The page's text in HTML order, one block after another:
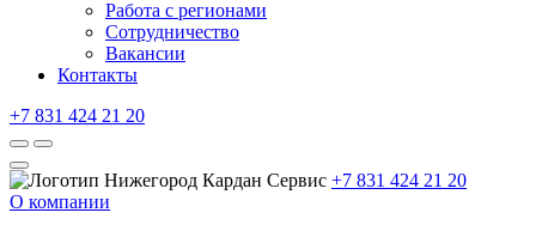
Работа с регионами
Сотрудничество
Вакансии
Контакты
+7 831 424 21 20
+7 831 424 21 20
О компании